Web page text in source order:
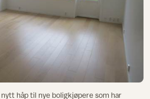
håp til nye boligkjøpere som har